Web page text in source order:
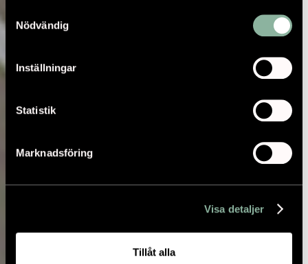
Nödvändig
Inställningar
Statistik
Marknadsföring
Visa detaljer
Tillåt alla